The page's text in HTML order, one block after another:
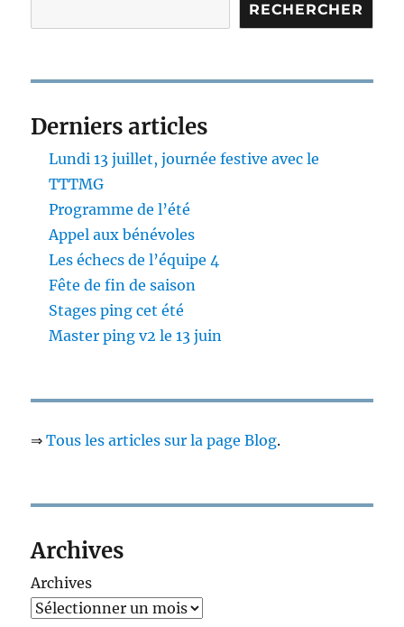
RECHERCHER
Derniers articles
Lundi 13 juillet, journée festive avec le
TTTMG
Programme de l’été
Appel aux bénévoles
Les échecs de l’équipe 4
Fête de fin de saison
Stages ping cet été
Master ping v2 le 13 juin
⇒Tous les articles sur la page Blog.
Archives
Archives